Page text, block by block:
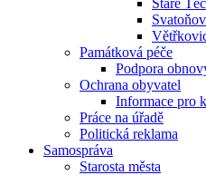
Staré
Památková péče
Podpora
Ochrana obyvatel
Informace pro
Práce na úřadě
Politická reklama
Samospráva
Starosta města